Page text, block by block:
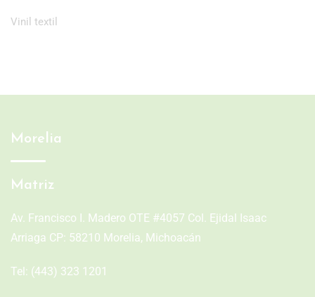
Vinil textil
Morelia
Matriz
Av. Francisco I. Madero OTE #4057 Col. Ejidal Isaac
Arriaga CP: 58210 Morelia, Michoacán
Tel: (443) 323 1201